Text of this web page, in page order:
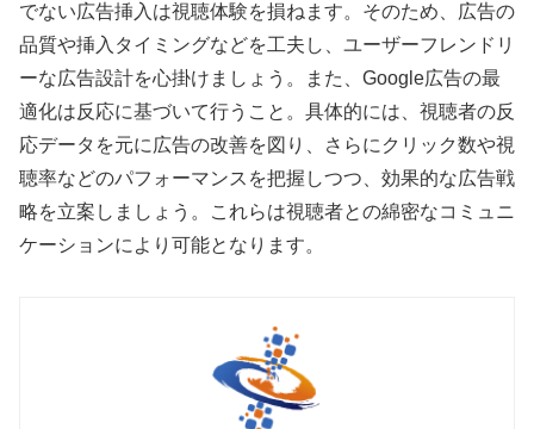
でない広告挿入は視聴体験を損ねます。そのため、広告の
品質や挿入タイミングなどを工夫し、ユーザーフレンドリ
ーな広告設計を心掛けましょう。また、Google広告の最
適化は反応に基づいて行うこと。具体的には、視聴者の反
応データを元に広告の改善を図り、さらにクリック数や視
聴率などのパフォーマンスを把握しつつ、効果的な広告戦
略を立案しましょう。これらは視聴者との綿密なコミュニ
ケーションにより可能となります。